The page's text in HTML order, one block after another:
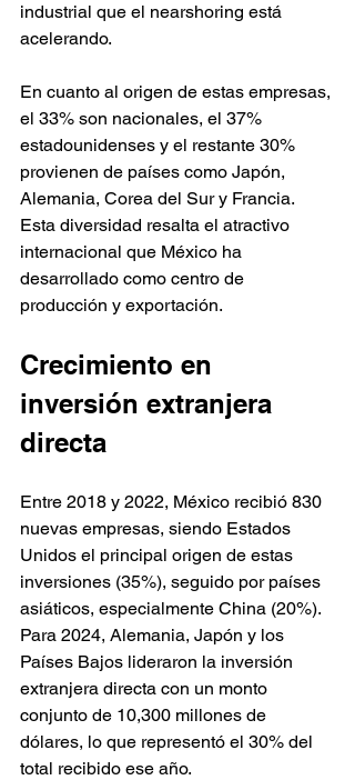
industrial que el nearshoring está
acelerando.
En cuanto al origen de estas empresas,
el 33% son nacionales, el 37%
estadounidenses y el restante 30%
provienen de países como Japón,
Alemania, Corea del Sur y Francia.
Esta diversidad resalta el atractivo
internacional que México ha
desarrollado como centro de
producción y exportación.
Crecimiento en
inversión extranjera
directa
Entre 2018 y 2022, México recibió 830
nuevas empresas, siendo Estados
Unidos el principal origen de estas
inversiones (35%), seguido por países
asiáticos, especialmente China (20%).
Para 2024, Alemania, Japón y los
Países Bajos lideraron la inversión
extranjera directa con un monto
conjunto de 10,300 millones de
dólares, lo que representó el 30% del
total recibido ese año.